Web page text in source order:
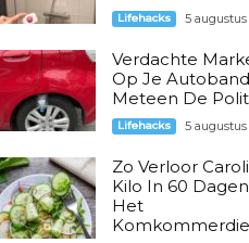
Lifehacks 5 augustus
Verdachte
Op Je
Meteen De
Lifehacks 5 augustus
Zo Verloor
Kilo In 60
Het